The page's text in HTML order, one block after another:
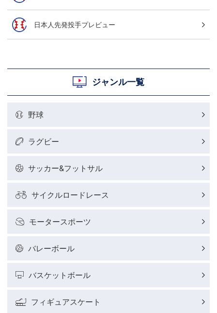
日本人先発投手プレビュー
ジャンル一覧
野球
ラグビー
サッカー&フットサル
サイクルロードレース
モータースポーツ
バレーボール
バスケットボール
フィギュアスケート